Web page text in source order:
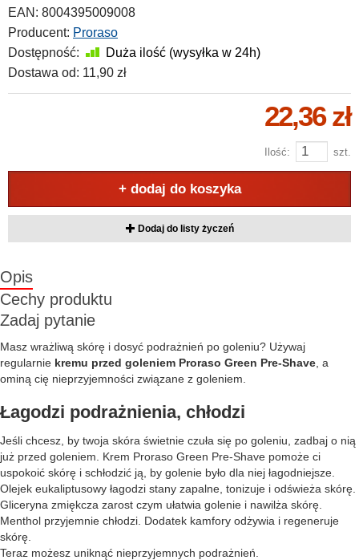
EAN: 8004395009008
Producent: Proraso
Dostępność:
Duża ilość (wysyłka w 24h)
Dostawa od: 11,90 zł
22,36 zł
Ilość: szt.
+ dodaj do koszyka
Dodaj do listy życzeń
Opis
Cechy produktu
Zadaj pytanie
Masz wrażliwą skórę i dosyć podrażnień po goleniu? Używaj
regularnie kremu przed goleniem Proraso Green Pre-Shave , a
ominą cię nieprzyjemności związane z goleniem.
Łagodzi podrażnienia, chłodzi
Jeśli chcesz, by twoja skóra świetnie czuła się po goleniu, zadbaj o nią
już przed goleniem. Krem Proraso Green Pre-Shave pomoże ci
uspokoić skórę i schłodzić ją, by golenie było dla niej łagodniejsze.
Olejek eukaliptusowy łagodzi stany zapalne, tonizuje i odświeża skórę.
Gliceryna zmiękcza zarost czym ułatwia golenie i nawilża skórę.
Menthol przyjemnie chłodzi. Dodatek kamfory odżywia i regeneruje
skórę.
Teraz możesz uniknąć nieprzyjemnych podrażnień.